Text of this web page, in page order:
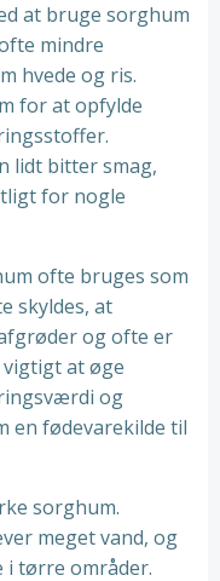
at bruge sorghum
mindre
hvede og ris.
for at opfylde
lidt bitter smag,
for nogle
ofte bruges som
skyldes, at
og ofte er
at øge
og
en fødevarekilde til
sorghum.
meget vand, og
i tørre områder.